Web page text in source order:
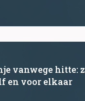
vanwege hitte:
en voor elkaar